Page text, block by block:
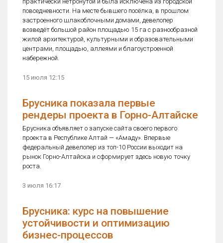
повседневности. На месте бывшего посёлка, в прошлом
застроенного шлакоблочными домами, девелопер
возведёт большой район площадью 15 га с разнообразной
жилой архитектурой, культурными и образовательными
центрами, площадью, аллеями и благоустроенной
набережной.
15 июля 12:15
Брусника показала первые
рендеры проекта в Горно-Алтайске
Брусника объявляет о запуске сайта своего первого
проекта в Республике Алтай — «Амаду». Впервые
федеральный девелопер из топ-10 России выходит на
рынок Горно-Алтайска и сформирует здесь новую точку
роста.
3 июля 16:17
Брусника: курс на повышение
устойчивости и оптимизацию
бизнес-процессов